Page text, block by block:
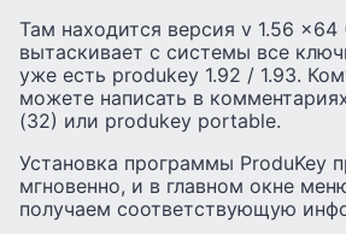
Там находится версия v 1.56 x64
вытаскивает с системы все
уже есть produkey 1.92 / 1.93.
можете написать в
(32) или produkey portable.
Установка программы ProduKey
мгновенно, и в главном окне
получаем соответствующую